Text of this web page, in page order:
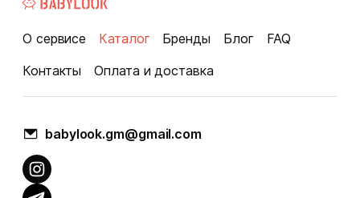
О сервисе Каталог Бренды Блог
FAQ
Контакты
Оплата и доставка
babylook.gm@gmail.com